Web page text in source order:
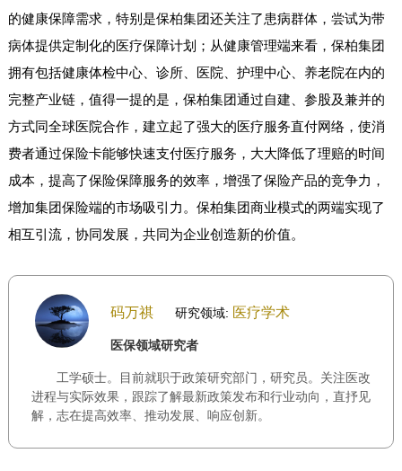
的健康保障需求，特别是保柏集团还关注了患病群体，尝试为带
病体提供定制化的医疗保障计划；从健康管理端来看，保柏集团
拥有包括健康体检中心、诊所、医院、护理中心、养老院在内的
完整产业链，值得一提的是，保柏集团通过自建、参股及兼并的
方式同全球医院合作，建立起了强大的医疗服务直付网络，使消
费者通过保险卡能够快速支付医疗服务，大大降低了理赔的时间
成本，提高了保险保障服务的效率，增强了保险产品的竞争力，
增加集团保险端的市场吸引力。保柏集团商业模式的两端实现了
相互引流，协同发展，共同为企业创造新的价值。
码万祺 研究领域: 医疗学术
医保领域研究者
工学硕士。目前就职于政策研究部门，研究员。关注医改
进程与实际效果，跟踪了解最新政策发布和行业动向，直抒见
解，志在提高效率、推动发展、响应创新。